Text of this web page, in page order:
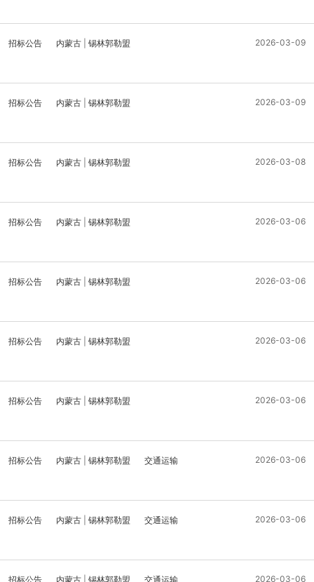
2026-03-09
招标公告 内蒙古 锡林郭勒盟
2026-03-09
招标公告 内蒙古 锡林郭勒盟
2026-03-08
招标公告 内蒙古 锡林郭勒盟
2026-03-06
招标公告 内蒙古 锡林郭勒盟
2026-03-06
招标公告 内蒙古 锡林郭勒盟
2026-03-06
招标公告 内蒙古 锡林郭勒盟
2026-03-06
招标公告 内蒙古 锡林郭勒盟
2026-03-06
招标公告 内蒙古 锡林郭勒盟 交通运输
2026-03-06
招标公告 内蒙古 锡林郭勒盟 交通运输
2026-03-06
招标公告 内蒙古 锡林郭勒盟 交通运输